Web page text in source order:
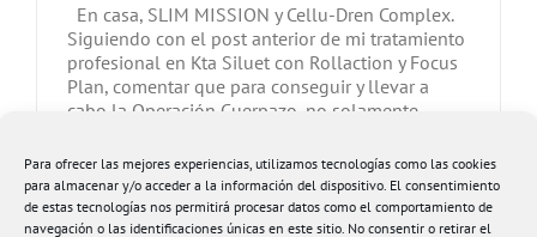
Para ofrecer las mejores experiencias, utilizamos tecnologías como las cookies
para almacenar y/o acceder a la información del dispositivo. El consentimiento
de estas tecnologías nos permitirá procesar datos como el comportamiento de
navegación o las identificaciones únicas en este sitio. No consentir o retirar el
En casa, SLIM MISSION y Cellu-Dren Complex.
Siguiendo con el post anterior de mi tratamiento
profesional en Kta Siluet con Rollaction y Focus
Plan, comentar que para conseguir y llevar a
cabo la Operación Cuerpazo, no solamente
sino que en casa sigo un mantenimiento para
que [...]
Más información 0